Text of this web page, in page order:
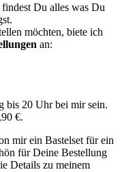
Du alles was Du
möchten, biete ich
an:
bis 20 Uhr bei mir sein.
€.
mir ein Bastelset für ein
für Deine Bestellung
Details zu meinem